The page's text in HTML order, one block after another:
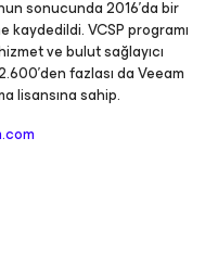
sonucunda 2016’da bir
kaydedildi. VCSP programı
ve bulut sağlayıcı
fazlası da Veeam
lisansına sahip.